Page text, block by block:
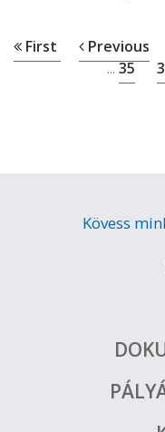
First Previous
... 35
Kövess